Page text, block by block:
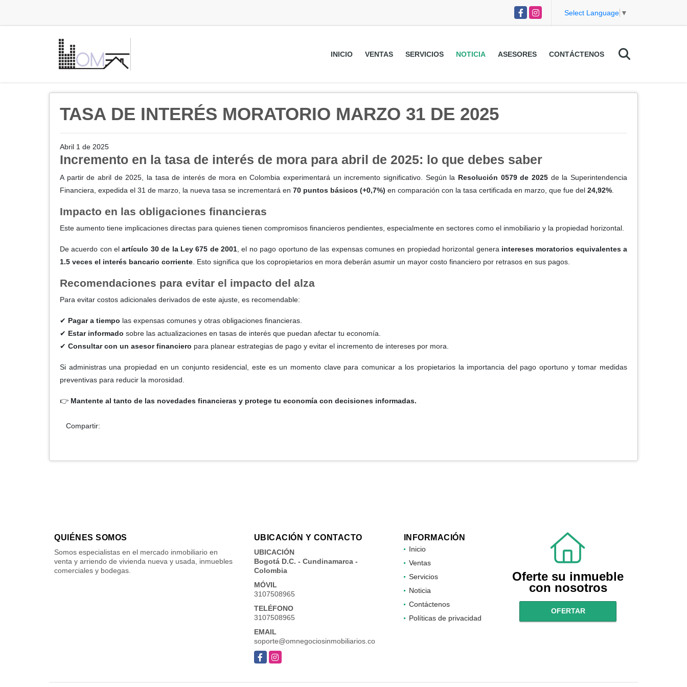
FacebookInstagram Select Language ▼
INICIO VENTAS SERVICIOS NOTICIA ASESORES CONTÁCTENOS
TASA DE INTERÉS MORATORIO MARZO 31 DE 2025
Abril 1 de 2025
Incremento en la tasa de interés de mora para abril de 2025: lo que debes saber
A partir de abril de 2025, la tasa de interés de mora en Colombia experimentará un incremento significativo. Según la Resolución 0579 de 2025 de la Superintendencia
Financiera, expedida el 31 de marzo, la nueva tasa se incrementará en 70 puntos básicos (+0,7%) en comparación con la tasa certificada en marzo, que fue del 24,92%
Impacto en las obligaciones financieras
Este aumento tiene implicaciones directas para quienes tienen compromisos financieros pendientes, especialmente en sectores como el inmobiliario y la propiedad horizontal.
De acuerdo con elartículo 30 de la Ley 675 de 2001 , el no pago oportuno de las expensas comunes en propiedad horizontal genera intereses moratorios equivalentes a
1.5 veces el interés bancario corriente . Esto significa que los copropietarios en mora deberán asumir un mayor costo financiero por retrasos en sus pagos.
Recomendaciones para evitar el impacto del alza
Para evitar costos adicionales derivados de este ajuste, es recomendable:
✔ Pagar a tiempo las expensas comunes y otras obligaciones financieras.
✔ Estar informado sobre las actualizaciones en tasas de interés que puedan afectar tu economía.
✔ Consultar con un asesor financiero para planear estrategias de pago y evitar el incremento de intereses por mora.
Si administras una propiedad en un conjunto residencial, este es un momento clave para comunicar a los propietarios la importancia del pago oportuno y tomar medidas
preventivas para reducir la morosidad.
👉 Mantente al tanto de las novedades financieras y protege tu economía con decisiones informadas.
Compartir:
QUIÉNES SOMOS
Somos especialistas en el mercado inmobiliario en
venta y arriendo de vivienda nueva y usada, inmuebles
comerciales y bodegas.
UBICACIÓN Y CONTACTO
UBICACIÓN
Bogotá D.C. - Cundinamarca -
Colombia
MÓVIL
3107508965
TELÉFONO
3107508965
EMAIL
soporte@omnegociosinmobiliarios.co
FacebookInstagram
INFORMACIÓN
Inicio
Ventas
Servicios
Noticia
Contáctenos
Políticas de privacidad
Oferte su inmueble
con nosotros
OFERTAR